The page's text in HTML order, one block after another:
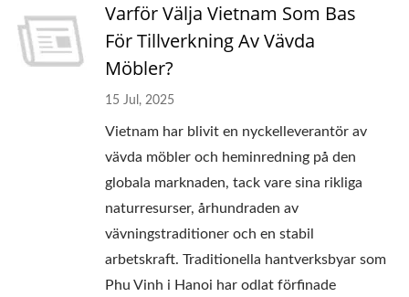
Varför Välja Vietnam Som Bas
För Tillverkning Av Vävda
Möbler?
15 Jul, 2025
Vietnam har blivit en nyckelleverantör av
vävda möbler och heminredning på den
globala marknaden, tack vare sina rikliga
naturresurser, århundraden av
vävningstraditioner och en stabil
arbetskraft. Traditionella hantverksbyar som
Phu Vinh i Hanoi har odlat förfinade